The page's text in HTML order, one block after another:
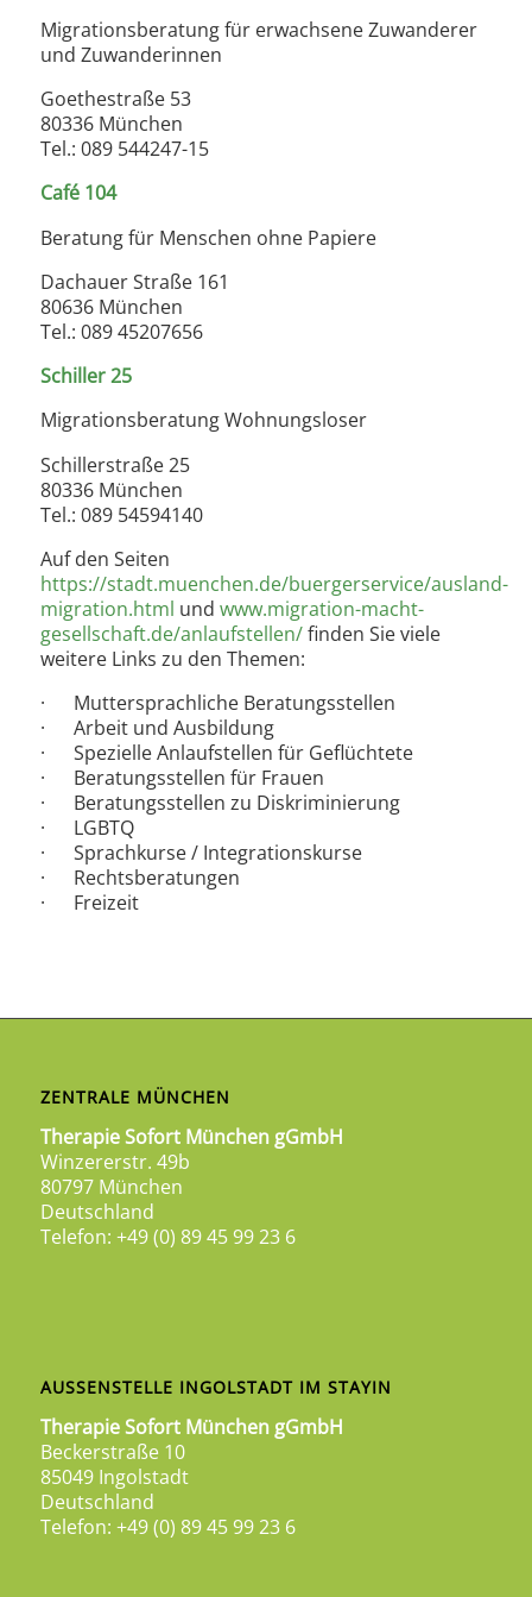
Migrationsberatung für erwachsene Zuwanderer
und Zuwanderinnen
Goethestraße 53
80336 München
Tel.: 089 544247-15
Café 104
Beratung für Menschen ohne Papiere
Dachauer Straße 161
80636 München
Tel.: 089 45207656
Schiller 25
Migrationsberatung Wohnungsloser
Schillerstraße 25
80336 München
Tel.: 089 54594140
Auf den Seiten
https://stadt.muenchen.de/buergerservice/ausland-
migration.html und www.migration-macht-
gesellschaft.de/anlaufstellen/finden Sie viele
weitere Links zu den Themen:
· Muttersprachliche Beratungsstellen
· Arbeit und Ausbildung
· Spezielle Anlaufstellen für Geflüchtete
· Beratungsstellen für Frauen
· Beratungsstellen zu Diskriminierung
· LGBTQ
· Sprachkurse / Integrationskurse
· Rechtsberatungen
· Freizeit
ZENTRALE MÜNCHEN
Therapie Sofort München gGmbH
Winzererstr. 49b
80797 München
Deutschland
Telefon: +49 (0) 89 45 99 23 6
AUSSENSTELLE INGOLSTADT IM STAYIN
Therapie Sofort München gGmbH
Beckerstraße 10
85049 Ingolstadt
Deutschland
Telefon: +49 (0) 89 45 99 23 6